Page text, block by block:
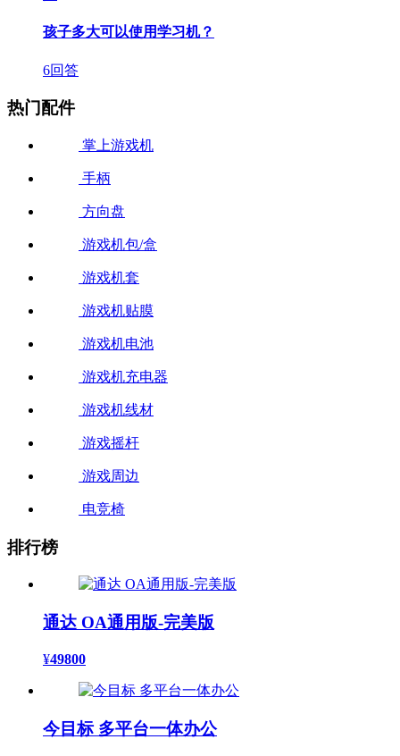
孩子多大可以使用学习机？
6回答
热门配件
掌上游戏机
手柄
方向盘
游戏机包/盒
游戏机套
游戏机贴膜
游戏机电池
游戏机充电器
游戏机线材
游戏摇杆
游戏周边
电竞椅
排行榜
通达 OA通用版-完美版
¥49800
今目标 多平台一体办公